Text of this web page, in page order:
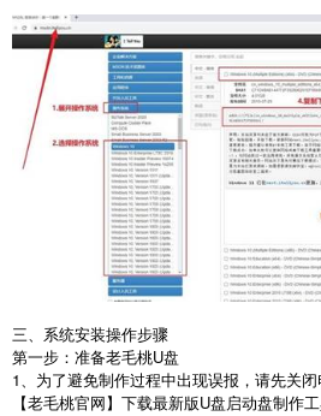
三、系统安装操作步骤
第一步：准备老毛桃U盘
1、为了避免制作过程中出现误报，请先关
【老毛桃官网】下载最新版U盘启动盘制作工